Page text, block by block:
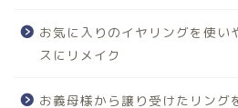
お気に入りのイヤリングを使い
スにリメイク
お義母様から譲り受けたリング